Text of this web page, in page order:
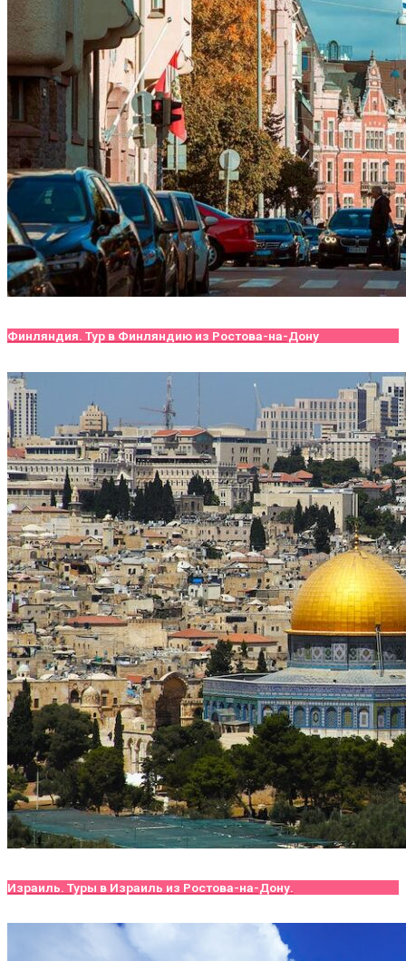
Финляндия. Тур в Финляндию из Ростова-на-Дону
Израиль. Туры в Израиль из Ростова-на-Дону.